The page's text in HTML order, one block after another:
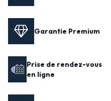
Garantie Premium
Prise de rendez-vous
en ligne